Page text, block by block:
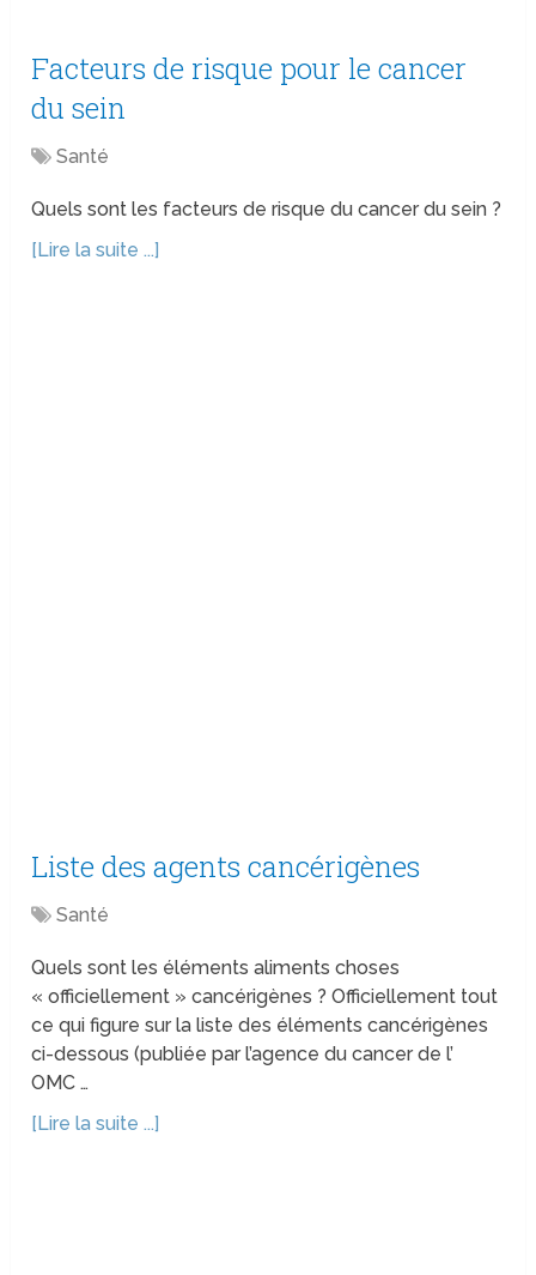
Facteurs de risque pour le cancer
du sein
Santé
Quels sont les facteurs de risque du cancer du sein ?
[Lire la suite ...]
Liste des agents cancérigènes
Santé
Quels sont les éléments aliments choses
« officiellement » cancérigènes ? Officiellement tout
ce qui figure sur la liste des éléments cancérigènes
ci-dessous (publiée par l’agence du cancer de l’
OMC …
[Lire la suite ...]